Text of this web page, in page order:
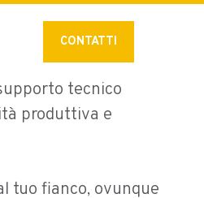
CONTATTI
tecnico
produttiva e
tuo fianco, ovunque